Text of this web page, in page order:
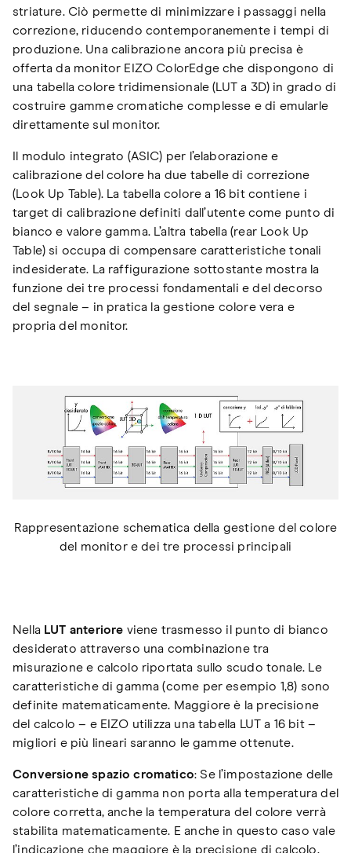
striature. Ciò permette di minimizzare i passaggi nella
correzione, riducendo contemporanemente i tempi di
produzione. Una calibrazione ancora più precisa è
offerta da monitor EIZO ColorEdge che dispongono di
una tabella colore tridimensionale (LUT a 3D) in grado di
costruire gamme cromatiche complesse e di emularle
direttamente sul monitor.
Il modulo integrato (ASIC) per l’elaborazione e
calibrazione del colore ha due tabelle di correzione
(Look Up Table). La tabella colore a 16 bit contiene i
target di calibrazione definiti dall’utente come punto di
bianco e valore gamma. L’altra tabella (rear Look Up
Table) si occupa di compensare caratteristiche tonali
indesiderate. La raffigurazione sottostante mostra la
funzione dei tre processi fondamentali e del decorso
del segnale – in pratica la gestione colore vera e
propria del monitor.
Rappresentazione schematica della gestione del colore
del monitor e dei tre processi principali
Nella LUT anteriore viene trasmesso il punto di bianco
desiderato attraverso una combinazione tra
misurazione e calcolo riportata sullo scudo tonale. Le
caratteristiche di gamma (come per esempio 1,8) sono
definite matematicamente. Maggiore è la precisione
del calcolo – e EIZO utilizza una tabella LUT a 16 bit –
migliori e più lineari saranno le gamme ottenute.
Conversione spazio cromatico: Se l’impostazione delle
caratteristiche di gamma non porta alla temperatura del
colore corretta, anche la temperatura del colore verrà
stabilita matematicamente. E anche in questo caso vale
l’indicazione che maggiore è la precisione di calcolo,